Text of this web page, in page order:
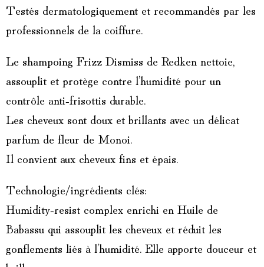
Testés dermatologiquement et recommandés par les
professionnels de la coiffure.
Le shampoing Frizz Dismiss de Redken nettoie,
assouplit et protège contre l’humidité pour un
contrôle anti-frisottis durable.
Les cheveux sont doux et brillants avec un délicat
parfum de fleur de Monoi.
Il convient aux cheveux fins et épais.
Technologie/ingrédients clés:
Humidity-resist complex enrichi en Huile de
Babassu qui assouplit les cheveux et réduit les
gonflements liés à l’humidité. Elle apporte douceur et